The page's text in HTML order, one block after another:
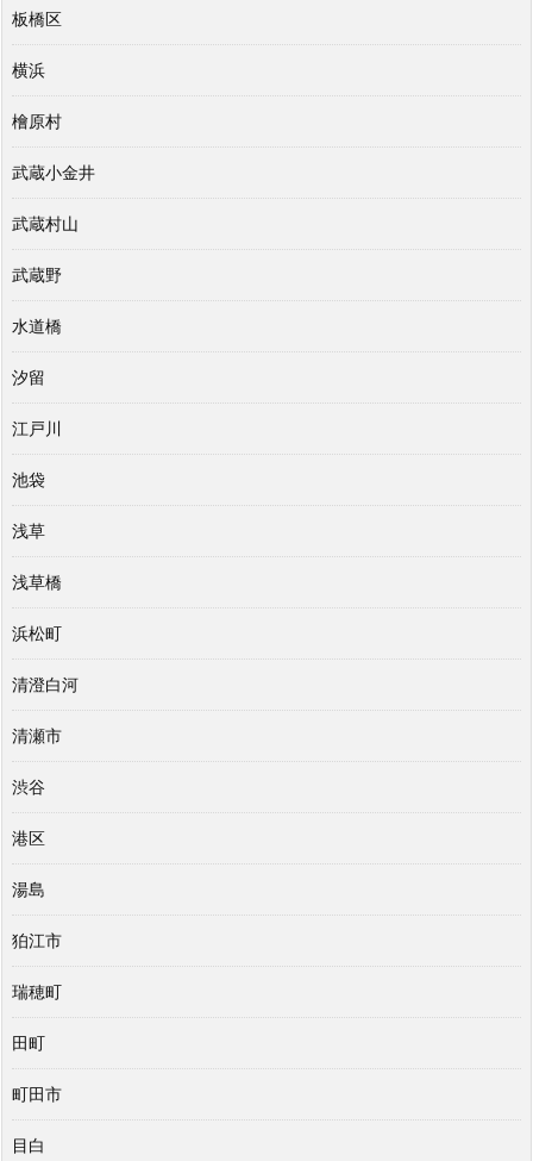
板橋区
横浜
檜原村
武蔵小金井
武蔵村山
武蔵野
水道橋
汐留
江戸川
池袋
浅草
浅草橋
浜松町
清澄白河
清瀬市
渋谷
港区
湯島
狛江市
瑞穂町
田町
町田市
目白